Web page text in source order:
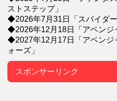
ストステップ」
◆2026年7月31日「スパイダ
◆2026年12月18日「アベンジ
◆2027年12月17日「アベンジ
ォーズ」
スポンサーリンク